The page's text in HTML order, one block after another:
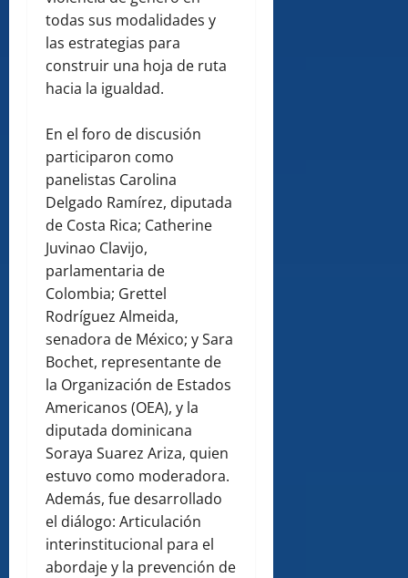
todas sus modalidades y
las estrategias para
construir una hoja de ruta
hacia la igualdad.
En el foro de discusión
participaron como
panelistas Carolina
Delgado Ramírez, diputada
de Costa Rica; Catherine
Juvinao Clavijo,
parlamentaria de
Colombia; Grettel
Rodríguez Almeida,
senadora de México; y Sara
Bochet, representante de
la Organización de Estados
Americanos (OEA), y la
diputada dominicana
Soraya Suarez Ariza, quien
estuvo como moderadora.
Además, fue desarrollado
el diálogo: Articulación
interinstitucional para el
abordaje y la prevención de